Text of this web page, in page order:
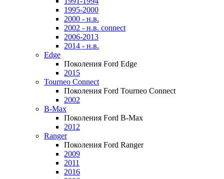
1995-2000
2000 - н.в.
2002 - н.в. connect
2006-2013
2014 - н.в.
Edge
Поколения Ford Edge
2015
Tourneo Connect
Поколения Ford Tourneo Connect
2002
B-Max
Поколения Ford B-Max
2012
Ranger
Поколения Ford Ranger
2009
2011
2016